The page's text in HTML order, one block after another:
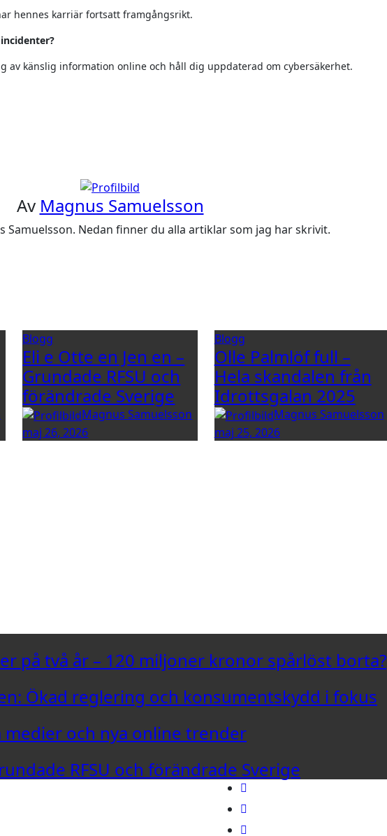
hennes karriär fortsatt framgångsrikt.
av känslig information online och håll dig uppdaterad om cybersäkerhet.
Av Magnus Samuelsson
Samuelsson. Nedan finner du alla artiklar som jag har skrivit.
Blogg
Eli e Otte en Jen en –
Grundade RFSU och
förändrade Sverige
Magnus Samuelsson
maj 26, 2026
Blogg
Olle Palmlöf full –
Hela skandalen från
Idrottsgalan 2025
Magnus Samuelsson
maj 25, 2026
på två år – 120 miljoner kronor spårlöst borta?
Ökad reglering och konsumentskydd i fokus
och nya online trender
RFSU och förändrade Sverige